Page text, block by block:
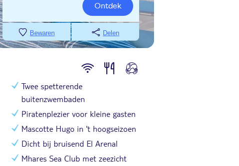
Ontdek
Bewaren Delen
Twee spetterende
buitenzwembaden
Piratenplezier voor kleine gasten
Mascotte Hugo in 't hoogseizoen
Dicht bij bruisend El Arenal
Mhares Sea Club met zeezicht